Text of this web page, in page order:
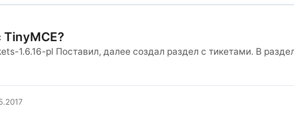
1.6.16-pl Поставил, далее создал раздел с тикетами. В